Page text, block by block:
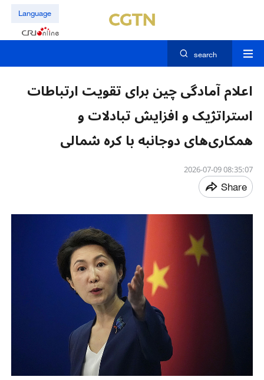
Language
search
اعلام آمادگی چین برای تقویت ارتباطات
استراتژیک و افزایش تبادلات و
همکاری‌های دوجانبه با کره شمالی
08:35:07 2026-07-09
Share